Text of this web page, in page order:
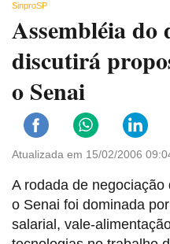
SinproSP
Assembléia do
discutirá
o Senai
Atualizada em 15/02/2006
A rodada de
o Senai foi dominada
salarial, vale-